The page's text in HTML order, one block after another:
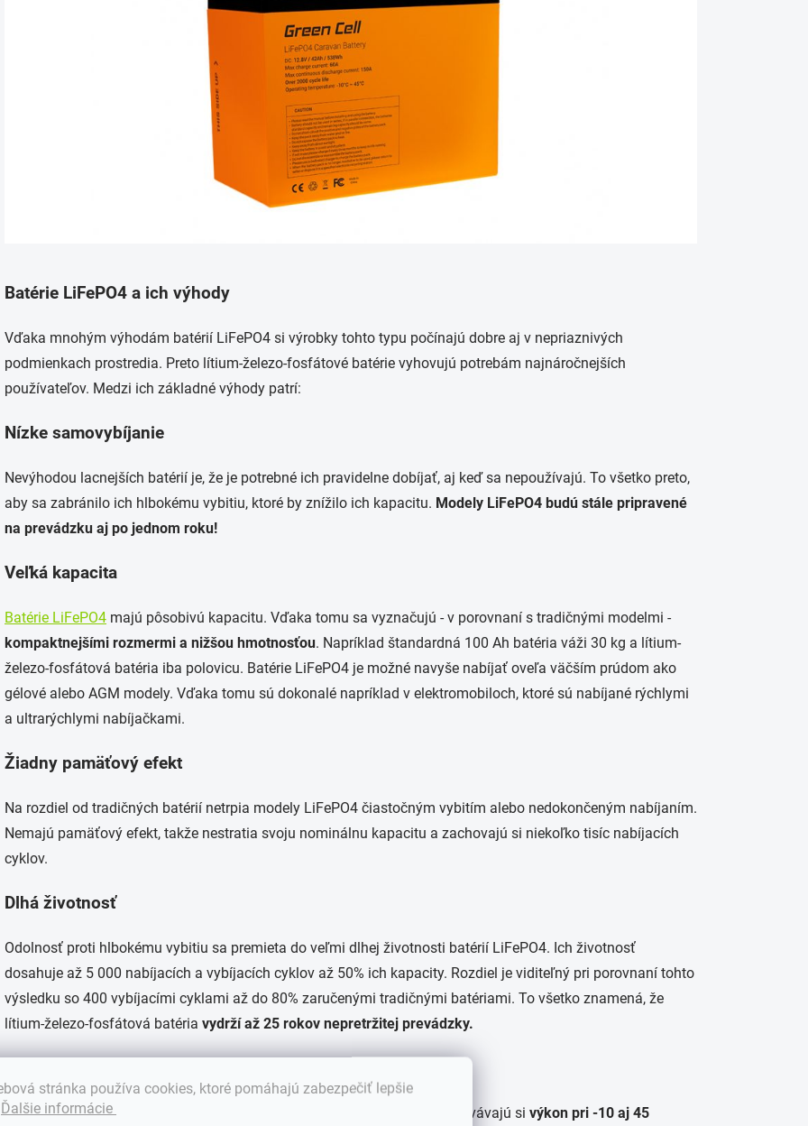
stránka používa cookies, ktoré pomáhajú zabezpečiť lepšie
Ďalšie informácie
Batérie LiFePO4 a ich výhody
Vďaka mnohým výhodám batérií LiFePO4 si výrobky tohto typu počínajú dobre aj v nepriaznivých
podmienkach prostredia. Preto lítium-železo-fosfátové batérie vyhovujú potrebám najnáročnejších
používateľov. Medzi ich základné výhody patrí:
Nízke samovybíjanie
Nevýhodou lacnejších batérií je, že je potrebné ich pravidelne dobíjať, aj keď sa nepoužívajú. To všetko preto,
aby sa zabránilo ich hlbokému vybitiu, ktoré by znížilo ich kapacitu. Modely LiFePO4 budú stále pripravené
na prevádzku aj po jednom roku!
Veľká kapacita
Batérie LiFePO4 majú pôsobivú kapacitu. Vďaka tomu sa vyznačujú - v porovnaní s tradičnými modelmi -
kompaktnejšími rozmermi a nižšou hmotnosťou. Napríklad štandardná 100 Ah batéria váži 30 kg a lítium-
železo-fosfátová batéria iba polovicu. Batérie LiFePO4 je možné navyše nabíjať oveľa väčším prúdom ako
gélové alebo AGM modely. Vďaka tomu sú dokonalé napríklad v elektromobiloch, ktoré sú nabíjané rýchlymi
a ultrarýchlymi nabíjačkami.
Žiadny pamäťový efekt
Na rozdiel od tradičných batérií netrpia modely LiFePO4 čiastočným vybitím alebo nedokončeným nabíjaním.
Nemajú pamäťový efekt, takže nestratia svoju nominálnu kapacitu a zachovajú si niekoľko tisíc nabíjacích
cyklov.
Dlhá životnosť
Odolnosť proti hlbokému vybitiu sa premieta do veľmi dlhej životnosti batérií LiFePO4. Ich životnosť
dosahuje až 5 000 nabíjacích a vybíjacích cyklov až 50% ich kapacity. Rozdiel je viditeľný pri porovnaní tohto
výsledku so 400 vybíjacími cyklami až do 80% zaručenými tradičnými batériami. To všetko znamená, že
lítium-železo-fosfátová batéria vydrží až 25 rokov nepretržitej prevádzky.
Batérie LiFePO4 môžu pracovať vo veľmi širokom rozmedzí teplôt. Zachovávajú si výkon pri -10 aj 45